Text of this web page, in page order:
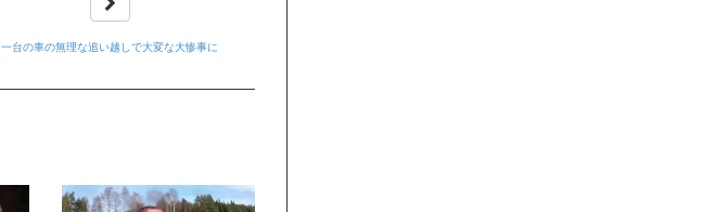
一台の車の無理な追い越しで大変な大惨事に